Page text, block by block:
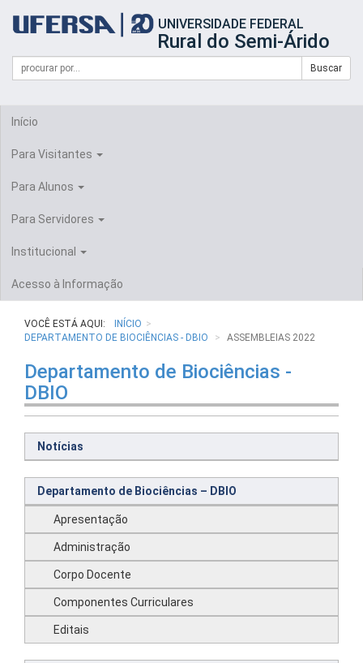
portal
UFERSA
UNIVERSIDADE FEDERAL
Rural do Semi-Árido
Formulário
Busca
Campo
de
Buscar
Início
Para Visitantes
Para Alunos
Para Servidores
Institucional
Acesso à Informação
VOCÊ ESTÁ AQUI:
INÍCIO
DEPARTAMENTO DE BIOCIÊNCIAS - DBIO
ASSEMBLEIAS 2022
Departamento de Biociências -
DBIO
Notícias
Departamento de Biociências – DBIO
Apresentação
Administração
Corpo Docente
Componentes Curriculares
Editais